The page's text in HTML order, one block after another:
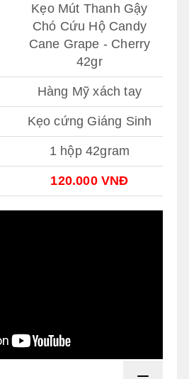
Kẹo Mút Thanh Gậy
Chó Cứu Hộ Candy
Cane Grape - Cherry
42gr
Hàng Mỹ xách tay
Kẹo cứng Giáng Sinh
1 hộp 42gram
120.000 VNĐ